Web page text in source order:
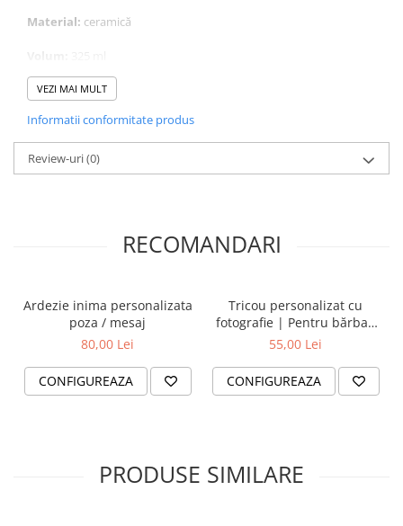
Material: ceramică
Finisare: Lucioasă
Model cană:alba normală
Instrucțiuni de ingrijire:
vase, rezistentă la zgârieturi, se poate folosi în cuptorul cu
VEZI MAI MULT
Informatii conformitate produs
Review-uri(0)
RECOMANDARI
Ardezie inima personalizata
poza / mesaj
80,00 Lei
CONFIGUREAZA
Tricou personalizat cu
fotografie | Pentru bărbați
și femei
55,00 Lei
CONFIGUREAZA
PRODUSE SIMILARE